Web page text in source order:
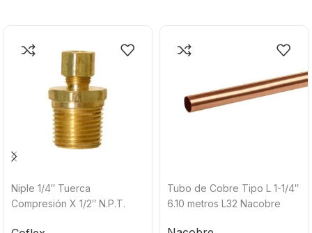
Niple 1/4″ Tuerca
Compresión X 1/2″ N.P.T.
Tubo de Cobre Tipo L 1-1/4″
6.10 metros L32 Nacobre